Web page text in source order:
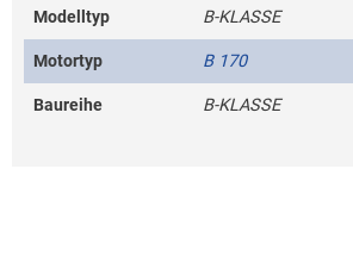
Modelltyp B-KLASSE
Motortyp B 170
Baureihe B-KLASSE